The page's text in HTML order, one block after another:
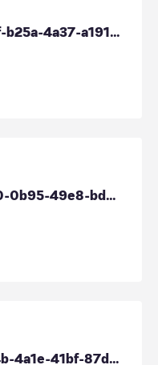
Lidl France SNC/665a871f-b25a-4a37-a191-69dad6096b5e
Lidl France SNC/8ef72db0-0b95-49e8-bd9e-34c8c2ada880
Lidl France SNC/9c70034b-4a1e-41bf-87d0-34e0a2670914